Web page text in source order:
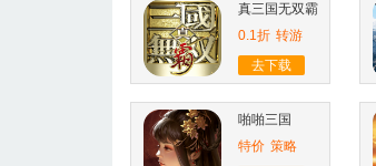
真三国无双霸
0.1折 转游
去下载
啪啪三国
特价 策略